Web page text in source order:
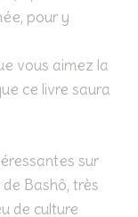
pour y
vous aimez la
ce livre saura
sur
Bashô, très
de culture